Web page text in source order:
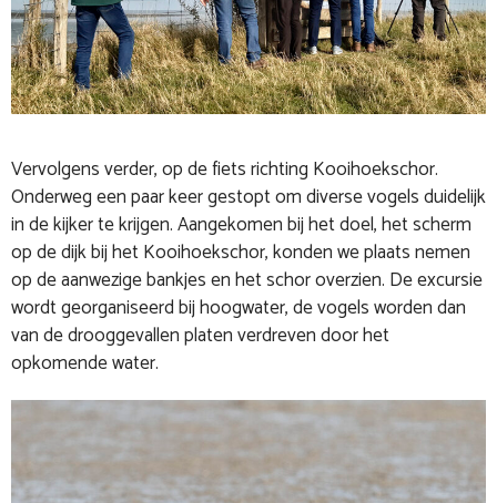
Vervolgens verder, op de fiets richting Kooihoekschor.
Onderweg een paar keer gestopt om diverse vogels duidelijk
in de kijker te krijgen. Aangekomen bij het doel, het scherm
op de dijk bij het Kooihoekschor, konden we plaats nemen
op de aanwezige bankjes en het schor overzien. De excursie
wordt georganiseerd bij hoogwater, de vogels worden dan
van de drooggevallen platen verdreven door het
opkomende water.